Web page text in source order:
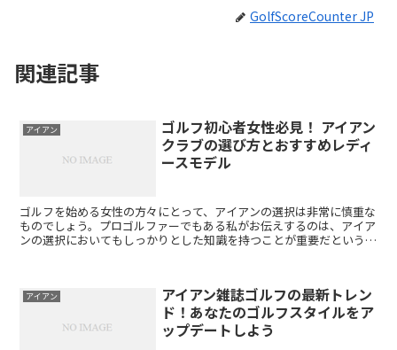
GolfScoreCounter JP
関連記事
アイアン
ゴルフ初心者女性必見！ アイアン
クラブの選び方とおすすめレディ
ースモデル
ゴルフを始める女性の方々にとって、アイアンの選択は非常に慎重な
ものでしょう。プロゴルファーでもある私がお伝えするのは、アイア
ンの選択においてもしっかりとした知識を持つことが重要だというこ
アイアン
アイアン雑誌ゴルフの最新トレン
ド！あなたのゴルフスタイルをア
ップデートしよう